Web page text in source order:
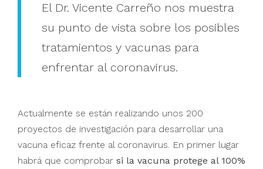
El Dr. Vicente Carreño nos muestra
su punto de vista sobre los posibles
tratamientos y vacunas para
enfrentar al coronavirus.
Actualmente se están realizando unos 200
proyectos de investigación para desarrollar una
vacuna eficaz frente al coronavirus. En primer lugar
habrá que comprobar si la vacuna protege al 100%